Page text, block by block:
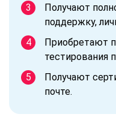
Получают
поддержку,
Приобретают
тестирования
Получают
почте.